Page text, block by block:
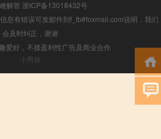
解答 浙ICP备13018432号
息有错误可发邮件到f_fb#foxmail.com说明，我们
会及时纠正，谢谢
爱好，不接盈利性广告及商业合作
小男孩